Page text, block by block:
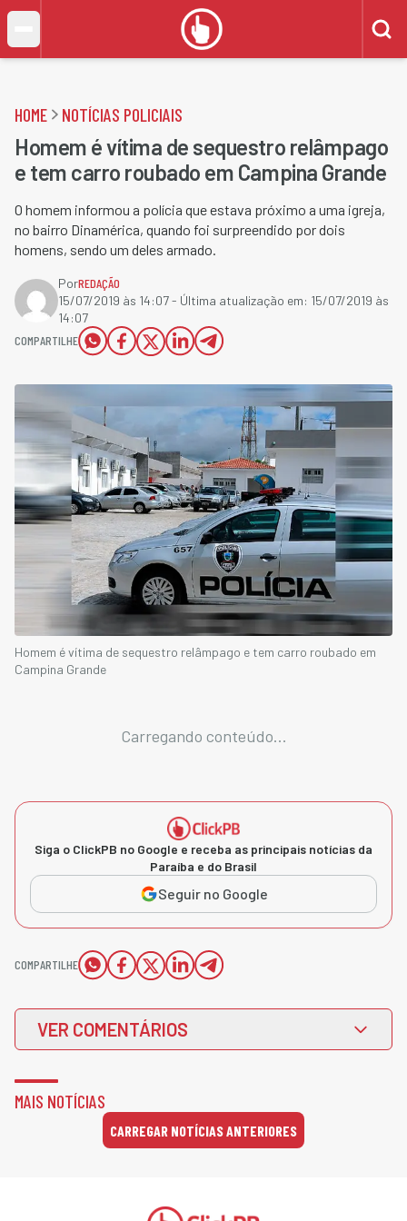
HOME NOTÍCIAS POLICIAIS
Homem é vítima de sequestro relâmpago
e tem carro roubado em Campina Grande
O homem informou a polícia que estava próximo a uma igreja,
no bairro Dinamérica, quando foi surpreendido por dois
homens, sendo um deles armado.
PorREDAÇÃO
15/07/2019 às 14:07- Última atualização em: 15/07/2019 às
14:07
COMPARTILHE
Homem é vítima de sequestro relâmpago e tem carro roubado em
Campina Grande
Carregando conteúdo...
Siga o ClickPB no Google e receba as principais notícias da
Paraíba e do Brasil
Seguir no Google
COMPARTILHE
VER COMENTÁRIOS
MAIS NOTÍCIAS
CARREGAR NOTÍCIAS ANTERIORES